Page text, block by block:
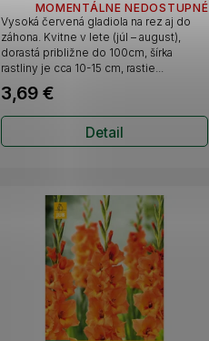
MOMENTÁLNE NEDOSTUPNÉ
3,69 €
Detail
Vysoká červená gladiola na rez aj do
záhona. Kvitne v lete (júl – august),
dorastá približne do 100cm, šírka
rastliny je cca 10-15 cm, rastie...